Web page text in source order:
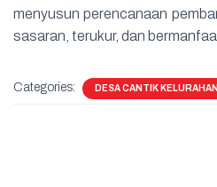
menyusun perencanaan
sasaran, terukur, dan
Categories: DESA CANTIK